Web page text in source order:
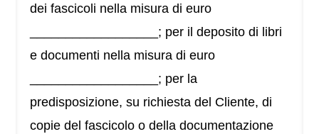
dei fascicoli nella misura di euro
__________________; per il deposito di libri
e documenti nella misura di euro
__________________; per la
predisposizione, su richiesta del Cliente, di
copie del fascicolo o della documentazione